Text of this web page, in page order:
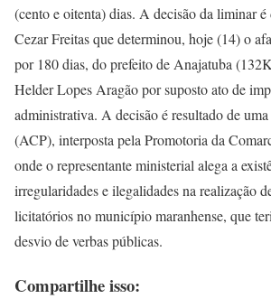
(cento e oitenta) dias. A decisão da liminar
Cezar Freitas que determinou, hoje (14) o
por 180 dias, do prefeito de Anajatuba
Helder Lopes Aragão por suposto ato de
administrativa. A decisão é resultado de
(ACP), interposta pela Promotoria da
onde o representante ministerial alega a
irregularidades e ilegalidades na realização
licitatórios no município maranhense, que
desvio de verbas públicas.
Compartilhe isso: